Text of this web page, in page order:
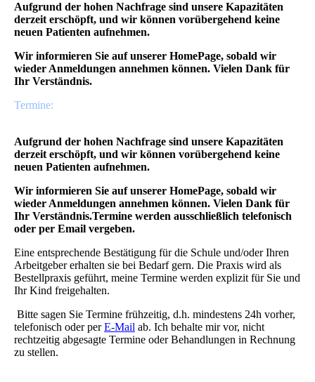
Aufgrund der hohen Nachfrage sind unsere Kapazitäten
derzeit erschöpft, und wir können vorübergehend keine
neuen Patienten aufnehmen.
Wir informieren Sie auf unserer HomePage, sobald wir
wieder Anmeldungen annehmen können. Vielen Dank für
Ihr Verständnis.
Termine:
Aufgrund der hohen Nachfrage sind unsere Kapazitäten
derzeit erschöpft, und wir können vorübergehend keine
neuen Patienten aufnehmen.
Wir informieren Sie auf unserer HomePage, sobald wir
wieder Anmeldungen annehmen können. Vielen Dank für
Ihr Verständnis.Termine werden ausschließlich telefonisch
oder per Email vergeben.
Eine entsprechende Bestätigung für die Schule und/oder Ihren
Arbeitgeber erhalten sie bei Bedarf gern. Die Praxis wird als
Bestellpraxis geführt, meine Termine werden explizit für Sie und
Ihr Kind freigehalten.
Bitte sagen Sie Termine frühzeitig, d.h. mindestens 24h vorher,
telefonisch oder perE-Mail ab. Ich behalte mir vor, nicht
rechtzeitig abgesagte Termine oder Behandlungen in Rechnung
zu stellen.